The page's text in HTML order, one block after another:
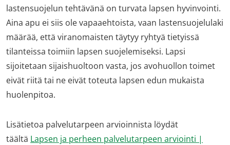
lastensuojelun tehtävänä on turvata lapsen hyvinvointi.
Aina apu ei siis ole vapaaehtoista, vaan lastensuojelulaki
määrää, että viranomaisten täytyy ryhtyä tietyissä
tilanteissa toimiin lapsen suojelemiseksi. Lapsi
sijoitetaan sijaishuoltoon vasta, jos avohuollon toimet
eivät riitä tai ne eivät toteuta lapsen edun mukaista
huolenpitoa.
Lisätietoa palvelutarpeen arvioinnista löydät
täältä Lapsen ja perheen palvelutarpeen arviointi |